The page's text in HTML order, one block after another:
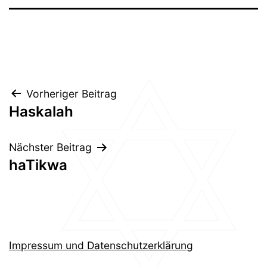
Beitragsnavigation
Vorheriger Beitrag
Haskalah
Nächster Beitrag
haTikwa
Impressum und Datenschutzerklärung